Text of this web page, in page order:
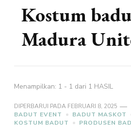
Kostum
Madura
Menampilkan: 1 - 1 dari 1 HASIL
DIPERBARUI PADA FEBRUARI 8, 2025
BADUT EVENT
BADUT MASKOT
KOSTUM BADUT
PRODUSEN